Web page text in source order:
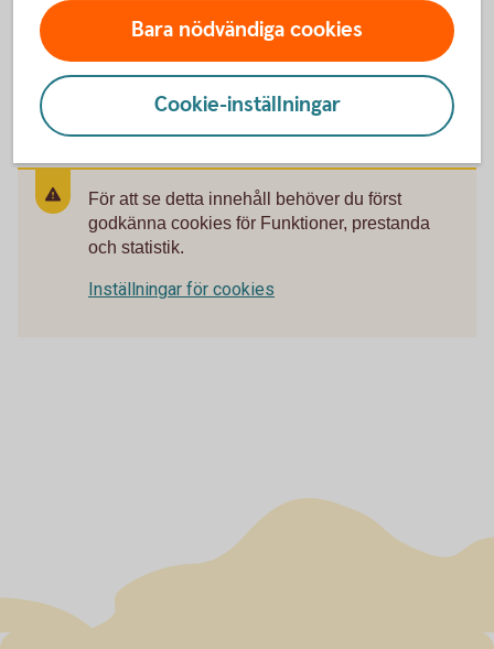
Boka tid för rådgivningsmöte
Boka tid för rådgivning i vår onlinebokning
För att se detta innehåll behöver du först
godkänna cookies för Funktioner, prestanda
och statistik.
Inställningar för cookies
Bara nödvändiga cookies
Cookie-inställningar